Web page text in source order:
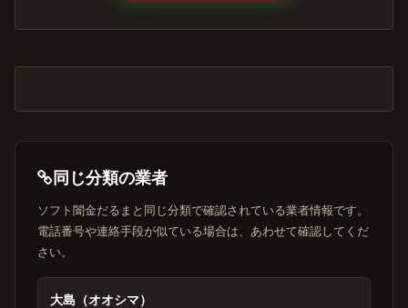
同じ分類の業者
ソフト闇金だるまと同じ分類で確認されている業者情報です。
電話番号や連絡手段が似ている場合は、あわせて確認してくだ
さい。
大島（オオシマ）